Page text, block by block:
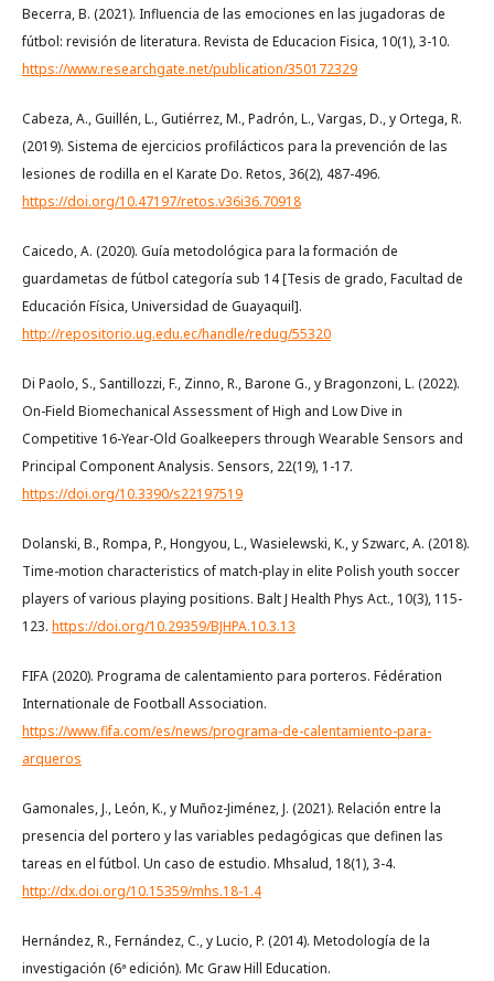
Becerra, B. (2021). Influencia de las emociones en las jugadoras de
fútbol: revisión de literatura. Revista de Educacion Fisica, 10(1), 3-10.
https://www.researchgate.net/publication/350172329
Cabeza, A., Guillén, L., Gutiérrez, M., Padrón, L., Vargas, D., y Ortega, R.
(2019). Sistema de ejercicios profilácticos para la prevención de las
lesiones de rodilla en el Karate Do. Retos, 36(2), 487-496.
https://doi.org/10.47197/retos.v36i36.70918
Caicedo, A. (2020). Guía metodológica para la formación de
guardametas de fútbol categoría sub 14 [Tesis de grado, Facultad de
Educación Física, Universidad de Guayaquil].
http://repositorio.ug.edu.ec/handle/redug/55320
Di Paolo, S., Santillozzi, F., Zinno, R., Barone G., y Bragonzoni, L. (2022).
On-Field Biomechanical Assessment of High and Low Dive in
Competitive 16-Year-Old Goalkeepers through Wearable Sensors and
Principal Component Analysis. Sensors, 22(19), 1-17.
https://doi.org/10.3390/s22197519
Dolanski, B., Rompa, P., Hongyou, L., Wasielewski, K., y Szwarc, A. (2018).
Time-motion characteristics of match-play in elite Polish youth soccer
players of various playing positions. Balt J Health Phys Act., 10(3), 115-
123. https://doi.org/10.29359/BJHPA.10.3.13
FIFA (2020). Programa de calentamiento para porteros. Fédération
Internationale de Football Association.
https://www.fifa.com/es/news/programa-de-calentamiento-para-
arqueros
Gamonales, J., León, K., y Muñoz-Jiménez, J. (2021). Relación entre la
presencia del portero y las variables pedagógicas que definen las
tareas en el fútbol. Un caso de estudio. Mhsalud, 18(1), 3-4.
http://dx.doi.org/10.15359/mhs.18-1.4
Hernández, R., Fernández, C., y Lucio, P. (2014). Metodología de la
investigación (6ª edición). Mc Graw Hill Education.